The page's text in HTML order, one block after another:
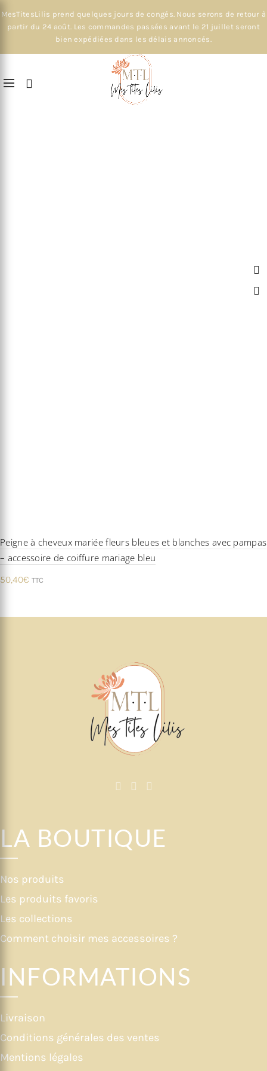
MesTitesLilis prend quelques jours de congés. Nous serons de retour à
partir du 24 août. Les commandes passées avant le 21 juillet seront
bien expédiées dans les délais annoncés.
Peigne à cheveux mariée fleurs bleues et blanches avec pampas
– accessoire de coiffure mariage bleu
50,40€ TTC
LA BOUTIQUE
Nos produits
Les produits favoris
Les collections
Comment choisir mes accessoires ?
INFORMATIONS
Livraison
Conditions générales des ventes
Mentions légales